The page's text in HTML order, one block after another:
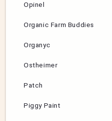
Opinel
Organic Farm Buddies
Organyc
Ostheimer
Patch
Piggy Paint